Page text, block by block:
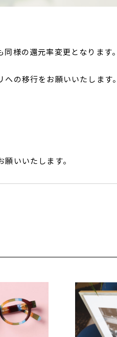
様の還元率変更となります。
の移行をお願いいたします。
いいたします。